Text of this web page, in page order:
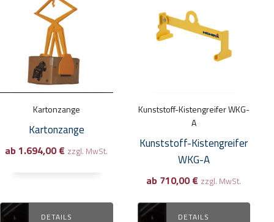
Kartonzange
Kartonzange
ab 1.694,00€ zzgl. MwSt.
DETAILS
Varianten
Optionen
der
werden
Kunststoff-Kistengreifer WKG-
A
Kunststoff-Kistengreifer
WKG-A
ab 710,00€ zzgl. MwSt.
DETAILS
weist
mehrere
Optionen
auf
der
Produktseite
gewählt
werden